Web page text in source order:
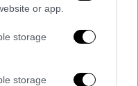
or app.
storage
storage
06/08/2026